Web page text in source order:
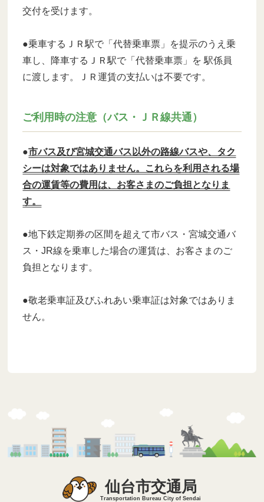
交付を受けます。
●乗車するＪＲ駅で「代替乗車票」を提示のうえ乗
車し、降車するＪＲ駅で「代替乗車票」を 駅係員
に渡します。ＪＲ運賃の支払いは不要です。
ご利用時の注意（バス・ＪＲ線共通）
●市バス及び宮城交通バス以外の路線バスや、タク
シーは対象ではありません。これらを利用される場
合の運賃等の費用は、お客さまのご負担となりま
す。
●地下鉄定期券の区間を超えて市バス・宮城交通バ
ス・JR線を乗車した場合の運賃は、お客さまのご
負担となります。
●敬老乗車証及びふれあい乗車証は対象ではありま
せん。
仙台市交通局
Transportation Bureau City of Sendai